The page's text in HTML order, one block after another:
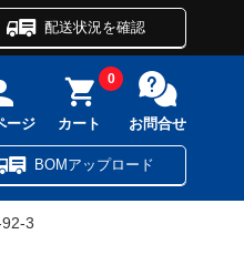
配送状況を確認
ージ カート
0
お問合せ
BOMアップロード
3